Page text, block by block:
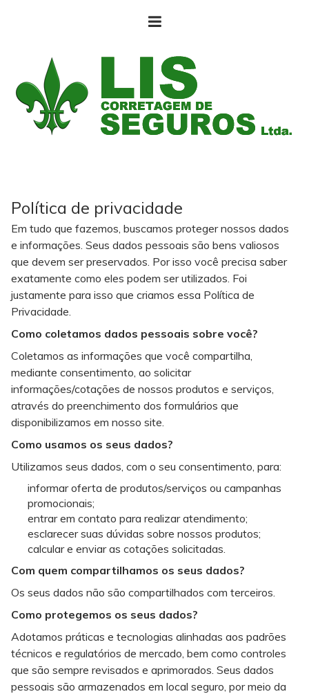
Política de privacidade
Em tudo que fazemos, buscamos proteger nossos dados
e informações. Seus dados pessoais são bens valiosos
que devem ser preservados. Por isso você precisa saber
exatamente como eles podem ser utilizados. Foi
justamente para isso que criamos essa Política de
Privacidade.
Como coletamos dados pessoais sobre você?
Coletamos as informações que você compartilha,
mediante consentimento, ao solicitar
informações/cotações de nossos produtos e serviços,
através do preenchimento dos formulários que
disponibilizamos em nosso site.
Como usamos os seus dados?
Utilizamos seus dados, com o seu consentimento, para:
informar oferta de produtos/serviços ou campanhas
promocionais;
entrar em contato para realizar atendimento;
esclarecer suas dúvidas sobre nossos produtos;
calcular e enviar as cotações solicitadas.
Com quem compartilhamos os seus dados?
Os seus dados não são compartilhados com terceiros.
Como protegemos os seus dados?
Adotamos práticas e tecnologias alinhadas aos padrões
técnicos e regulatórios de mercado, bem como controles
que são sempre revisados e aprimorados. Seus dados
pessoais são armazenados em local seguro, por meio da